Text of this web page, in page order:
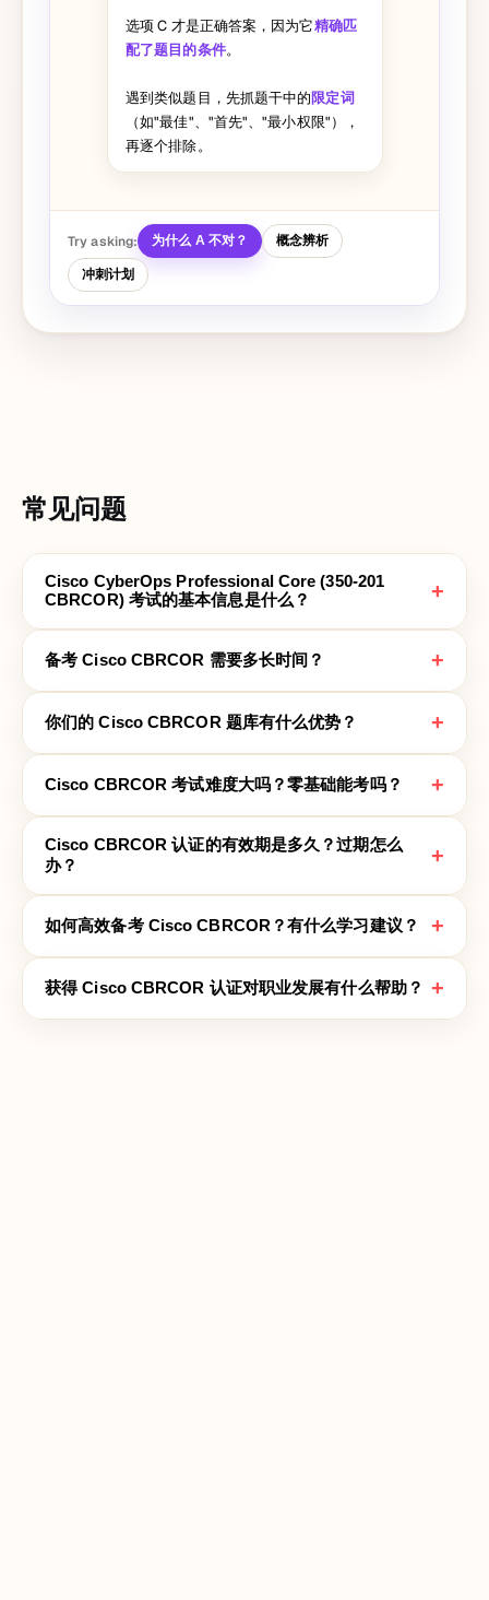
选项 C 才是正确答案，因为它精确匹
配了题目的条件。
遇到类似题目，先抓题干中的限定词
（如"最佳"、"首先"、"最小权限"），
再逐个排除。
Try asking: 为什么 A 不对？ 概念辨析
冲刺计划
常见问题
Cisco CyberOps Professional Core (350-201
CBRCOR) 考试的基本信息是什么？
+
备考 Cisco CBRCOR 需要多长时间？ +
你们的 Cisco CBRCOR 题库有什么优势？ +
Cisco CBRCOR 考试难度大吗？零基础能考吗？ +
Cisco CBRCOR 认证的有效期是多久？过期怎么
办？
+
如何高效备考 Cisco CBRCOR？有什么学习建议？ +
获得 Cisco CBRCOR 认证对职业发展有什么帮助？ +